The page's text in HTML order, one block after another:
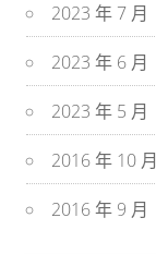
2023 年 7 月
2023 年 6 月
2023 年 5 月
2016 年 10 月
2016 年 9 月